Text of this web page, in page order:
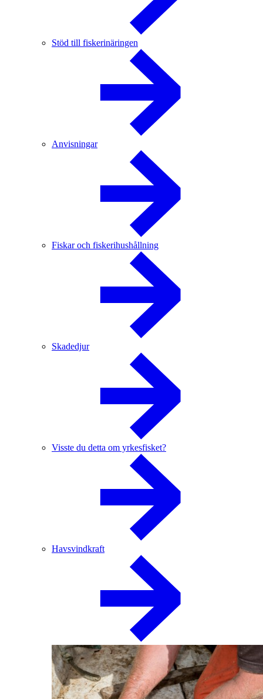
Stöd till fiskerinäringen
Anvisningar
Fiskar och fiskerihushållning
Skadedjur
Visste du detta om yrkesfisket?
Havsvindkraft